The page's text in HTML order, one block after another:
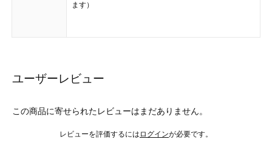
ます）
ユーザーレビュー
この商品に寄せられたレビューはまだありません。
レビューを評価するには ログインが必要です。